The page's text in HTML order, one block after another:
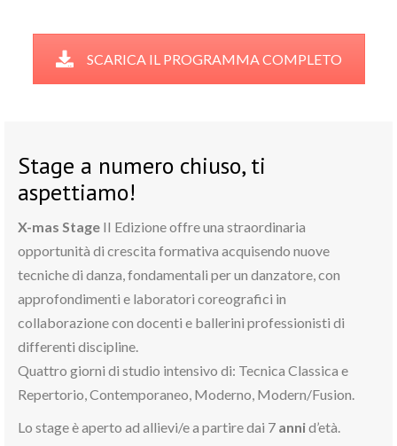
SCARICA IL PROGRAMMA COMPLETO
Stage a numero chiuso, ti
aspettiamo!
X-mas Stage II Edizione offre una straordinaria
opportunità di crescita formativa acquisendo nuove
tecniche di danza, fondamentali per un danzatore, con
approfondimenti e laboratori coreografici in
collaborazione con docenti e ballerini professionisti di
differenti discipline.
Quattro giorni di studio intensivo di: Tecnica Classica e
Repertorio, Contemporaneo, Moderno, Modern/Fusion.
Lo stage è aperto ad allievi/e a partire dai 7 annid’età.